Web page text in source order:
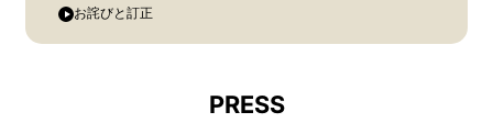
お詫びと訂正
PRESS